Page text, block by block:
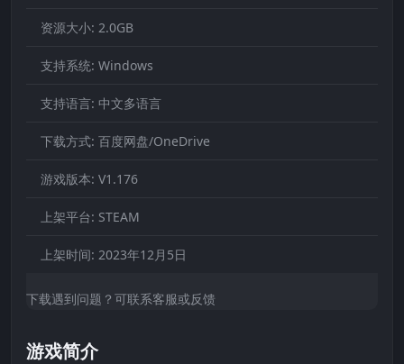
资源大小: 2.0GB
支持系统: Windows
支持语言: 中文多语言
下载方式: 百度网盘/OneDrive
游戏版本: V1.176
上架平台: STEAM
上架时间: 2023年12月5日
下载遇到问题？可联系客服或反馈
游戏简介